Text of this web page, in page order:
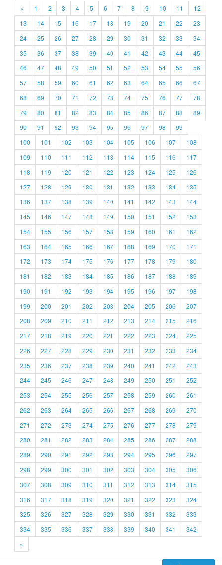
« 1 2 3 4 5 6 7 8 9 10 11
12
13
14 15 16 17 18 19 20 21 22
23
24
25 26 27 28 29 30 31 32 33
34
35
36 37 38 39 40 41 42 43 44
45
46
47 48 49 50 51 52 53 54 55
56
57
58 59 60 61 62 63 64 65 66
67
68
69 70 71 72 73 74 75 76 77
78
79
80 81 82 83 84 85 86 87 88
89
90
91 92 93 94 95 96 97 98
99
100
101 102 103 104 105 106 107
108
109
110 111 112 113 114 115 116
117
118
119 120 121 122 123 124 125
126
127
128 129 130 131 132 133 134
135
136
137 138 139 140 141 142 143
144
145
146 147 148 149 150 151 152
153
154
155 156 157 158 159 160 161
162
163
164 165 166 167 168 169 170
171
172
173 174 175 176 177 178 179
180
181
182 183 184 185 186 187 188
189
190
191 192 193 194 195 196 197
198
199
200 201 202 203 204 205 206
207
208
209 210 211 212 213 214 215
216
217
218 219 220 221 222 223 224
225
226
227 228 229 230 231 232 233
234
235
236 237 238 239 240 241 242
243
244
245 246 247 248 249 250 251
252
253
254 255 256 257 258 259 260
261
262
263 264 265 266 267 268 269
270
271
272 273 274 275 276 277 278
279
280
281 282 283 284 285 286 287
288
289
290 291 292 293 294 295 296
297
298
299 300 301 302 303 304 305
306
307
308 309 310 311 312 313 314
315
316
317 318 319 320 321 322 323
324
325
326 327 328 329 330 331 332
333
334
335 336 337 338 339 340 341
342
»